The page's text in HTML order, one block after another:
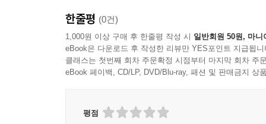
진짜 커리어가 두려움 없는 전진을 가능케 한다
1 솔.까.말 리더십에 대하여
2 당신의 진짜 실력은 퇴직 후 홀로 섰을 때 밝혀진
5 두려움을 물리치고 역경을 돌파하는 법
한줄평 (0건)
1,000원 이상 구매 후 한줄평 작성 시 일반회원 50원, 마니
eBook은 다운로드 후 작성한 리뷰만 YES포인트 지급됩니
클래스는 첫번째 회차 주문확정 시점부터 마지막 회차 주
eBook 페이백, CD/LP, DVD/Blu-ray, 패션 및 판매금지 상
평점